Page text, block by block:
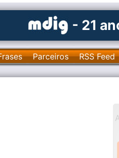
- 21
Parceiros RSS Feed